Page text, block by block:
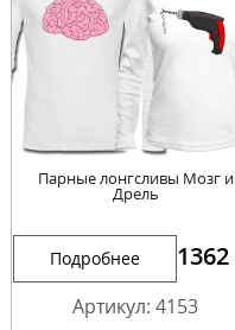
Парные лонгсливы Мозг и
Дрель
Подробнее 1362
Артикул: 4153